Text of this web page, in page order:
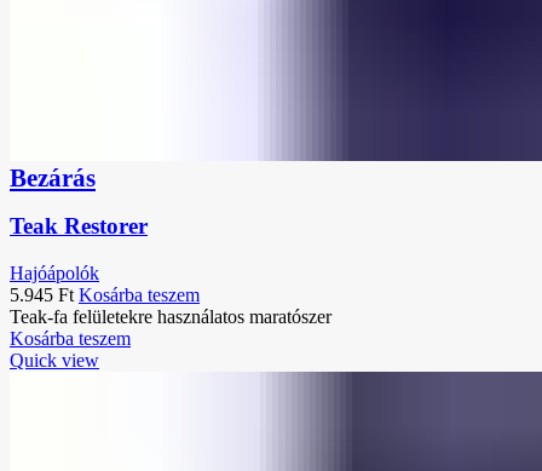
Bezárás
Teak Restorer
Hajóápolók
5.945 Ft Kosárba teszem
Teak-fa felületekre használatos maratószer
Kosárba teszem
Quick view